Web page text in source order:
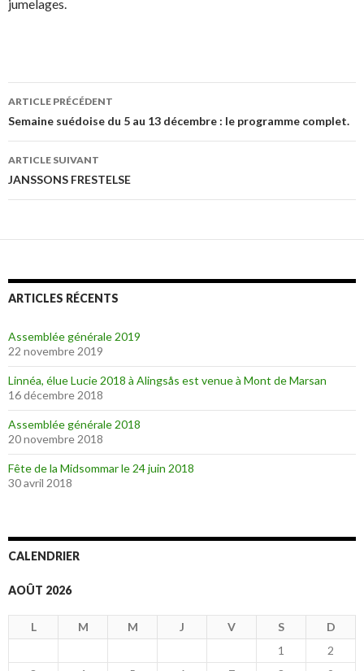
jumelages.
Navigation
des
articles
ARTICLE PRÉCÉDENT
Semaine suédoise du 5 au 13 décembre : le programme complet.
ARTICLE SUIVANT
JANSSONS FRESTELSE
ARTICLES RÉCENTS
Assemblée générale 2019
22 novembre 2019
Linnéa, élue Lucie 2018 à Alingsås est venue à Mont de Marsan
16 décembre 2018
Assemblée générale 2018
20 novembre 2018
Fête de la Midsommar le 24 juin 2018
30 avril 2018
CALENDRIER
AOÛT 2026
L M M J V S
D
1
2